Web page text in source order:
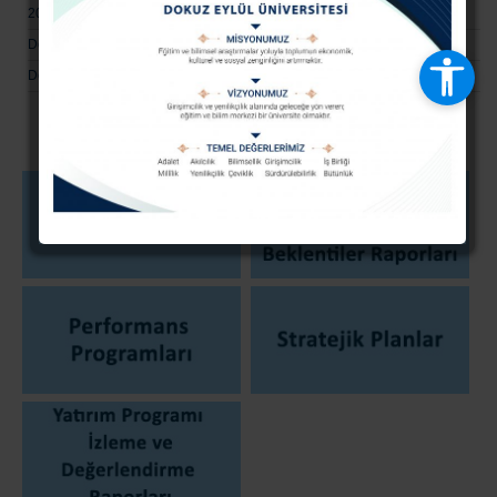
2026 Yılı Performans Programı
Dokuz Eylül Üniversitesi İç Kontrol Yönergesi
Dokuz Eylul Universitesi Ön Mali Kontrol Islemleri Yonergesi Güncellendi.